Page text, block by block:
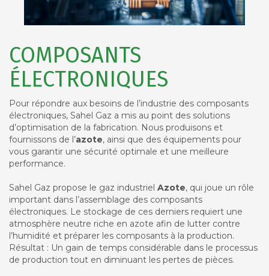
COMPOSANTS
ÉLECTRONIQUES
Pour répondre aux besoins de l’industrie des composants
électroniques, Sahel Gaz a mis au point des solutions
d’optimisation de la fabrication. Nous produisons et
fournissons de l’azote, ainsi que des équipements pour
vous garantir une sécurité optimale et une meilleure
performance.
Sahel Gaz propose le gaz industriel Azote, qui joue un rôle
important dans l’assemblage des composants
électroniques. Le stockage de ces derniers requiert une
atmosphère neutre riche en azote afin de lutter contre
l’humidité et préparer les composants à la production.
Résultat : Un gain de temps considérable dans le processus
de production tout en diminuant les pertes de pièces.